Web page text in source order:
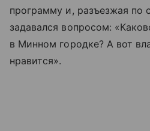
программу и, разъезжая по
задавался вопросом:
в Минном городке? А вот
нравится».